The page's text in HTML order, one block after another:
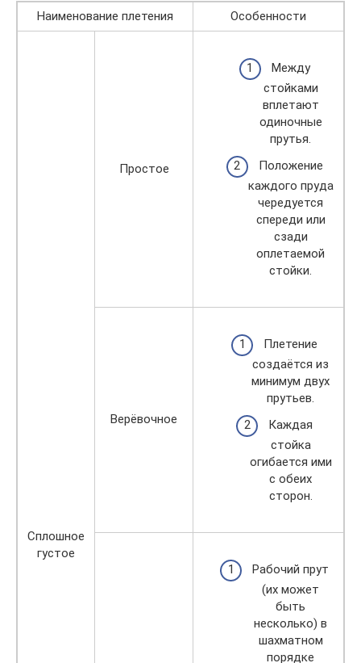
Наименование плетения Особенности
Сплошное
густое
Простое
Между
стойками
вплетают
одиночные
прутья.
Положение
каждого пруда
чередуется
спереди или
сзади
оплетаемой
стойки.
Верёвочное
Плетение
создаётся из
минимум двух
прутьев.
Каждая
стойка
огибается ими
с обеих
сторон.
Рабочий прут
(их может
быть
несколько) в
шахматном
порядке